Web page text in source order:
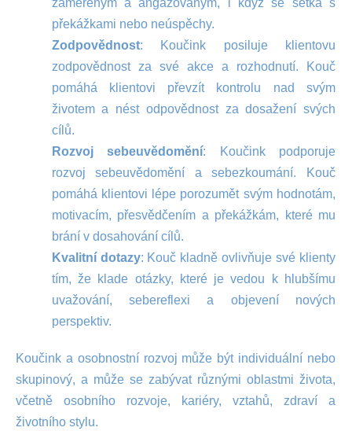
zaměřeným a angažovaným, i když se setká s
překážkami nebo neúspěchy.
Zodpovědnost: Koučink posiluje klientovu
zodpovědnost za své akce a rozhodnutí. Kouč
pomáhá klientovi převzít kontrolu nad svým
životem a nést odpovědnost za dosažení svých
cílů.
Rozvoj sebeuvědomění: Koučink podporuje
rozvoj sebeuvědomění a sebezkoumání. Kouč
pomáhá klientovi lépe porozumět svým hodnotám,
motivacím, přesvědčením a překážkám, které mu
brání v dosahování cílů.
Kvalitní dotazy: Kouč kladně ovlivňuje své klienty
tím, že klade otázky, které je vedou k hlubšímu
uvažování, sebereflexi a objevení nových
perspektiv.
Koučink a osobnostní rozvoj může být individuální nebo
skupinový, a může se zabývat různými oblastmi života,
včetně osobního rozvoje, kariéry, vztahů, zdraví a
životního stylu.